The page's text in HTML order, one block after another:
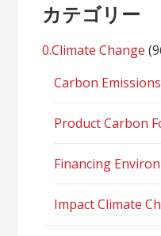
カテゴリー
0.Climate Change
Carbon Emissions
Product Carbon
Financing
Impact Climate